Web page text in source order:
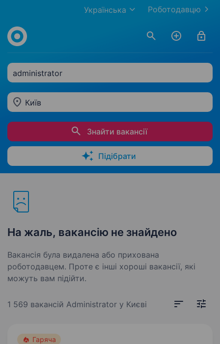
Роботодавцю
Українська
administrator
Київ
Знайти вакансії
Підібрати
На жаль, вакансію не знайдено
Вакансія була видалена або прихована
роботодавцем. Проте є інші хороші вакансії, які
можуть вам підійти.
1 569 вакансій Administrator у Києві
Гаряча